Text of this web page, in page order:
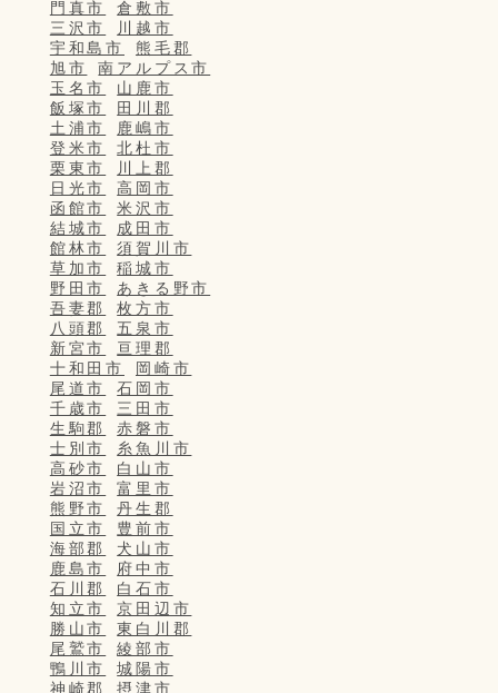
門真市
倉敷市
三沢市
川越市
宇和島市
熊毛郡
旭市
南アルプス市
玉名市
山鹿市
飯塚市
田川郡
土浦市
鹿嶋市
登米市
北杜市
栗東市
川上郡
日光市
高岡市
函館市
米沢市
結城市
成田市
館林市
須賀川市
草加市
稲城市
野田市
あきる野市
吾妻郡
枚方市
八頭郡
五泉市
新宮市
亘理郡
十和田市
岡崎市
尾道市
石岡市
千歳市
三田市
生駒郡
赤磐市
士別市
糸魚川市
高砂市
白山市
岩沼市
富里市
熊野市
丹生郡
国立市
豊前市
海部郡
犬山市
鹿島市
府中市
石川郡
白石市
知立市
京田辺市
勝山市
東白川郡
尾鷲市
綾部市
鴨川市
城陽市
神崎郡
摂津市